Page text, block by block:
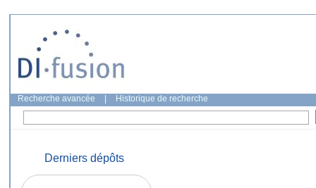
Recherche avancée Historique de recherche
Derniers dépôts